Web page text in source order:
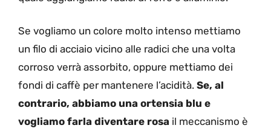
Se vogliamo un colore molto intenso mettiamo
un filo di acciaio vicino alle radici che una volta
corroso verrà assorbito, oppure mettiamo dei
fondi di caffè per mantenere l’acidità. Se, al
contrario, abbiamo una ortensia blu e
vogliamo farla diventare rosa il meccanismo è